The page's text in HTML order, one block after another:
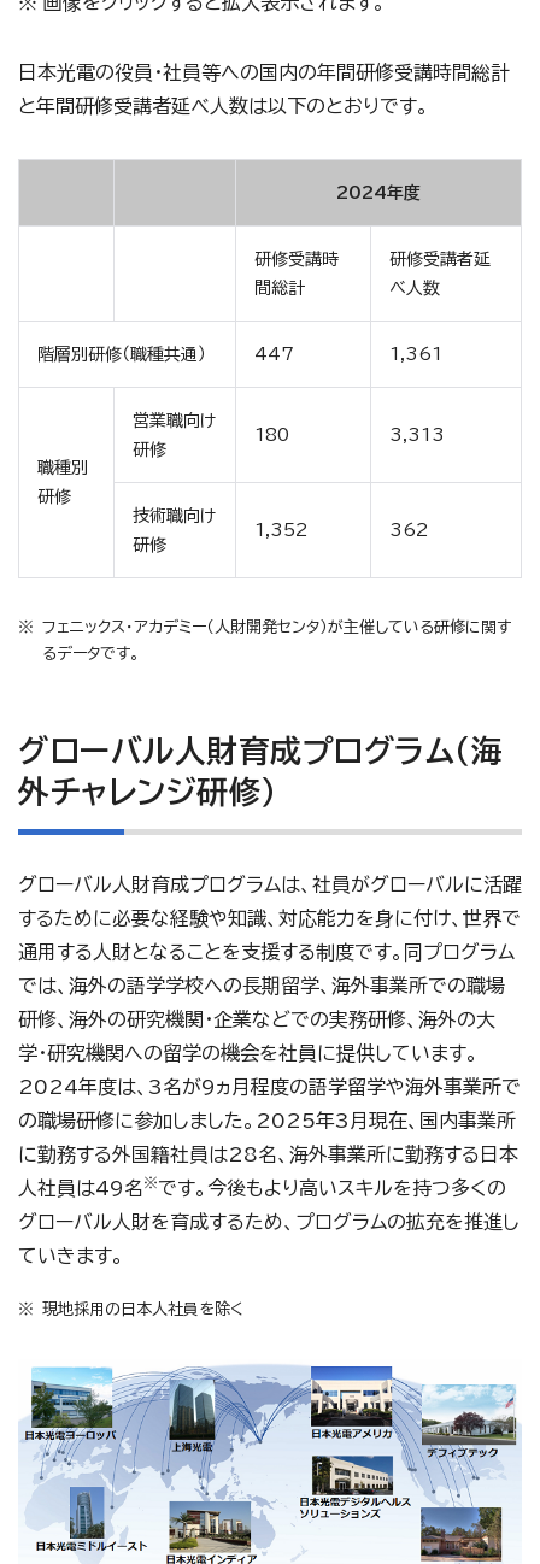
日本光電の役員・社員等への国内の年間研修受講時間総計
と年間研修受講者延べ人数は以下のとおりです。
2024年度
研修受講時
間総計
研修受講者延
べ人数
階層別研修（職種共通） 447 1,361
職種別
研修
営業職向け
研修
180 3,313
技術職向け
研修
1,352 362
フェニックス・アカデミー（人財開発センタ）が主催している研修に関す
るデータです。
グローバル人財育成プログラム（海
外チャレンジ研修）
グローバル人財育成プログラムは、社員がグローバルに活躍
するために必要な経験や知識、対応能力を身に付け、世界で
通用する人財となることを支援する制度です。同プログラム
では、海外の語学学校への長期留学、海外事業所での職場
研修、海外の研究機関・企業などでの実務研修、海外の大
学・研究機関への留学の機会を社員に提供しています。
2024年度は、3名が9ヵ月程度の語学留学や海外事業所で
の職場研修に参加しました。2025年3月現在、国内事業所
に勤務する外国籍社員は28名、海外事業所に勤務する日本
人社員は49名※です。今後もより高いスキルを持つ多くの
グローバル人財を育成するため、プログラムの拡充を推進し
ていきます。
現地採用の日本人社員を除く